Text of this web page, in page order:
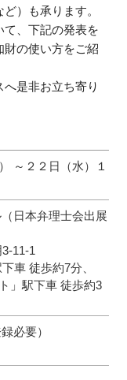
）も承ります。
て、下記の発表を
財の使い方をご紹
是非お立ち寄り
～２２日（水）１
日本弁理士会出展
3-11-1
車 徒歩約7分、
」駅下車 徒歩約3
必要）